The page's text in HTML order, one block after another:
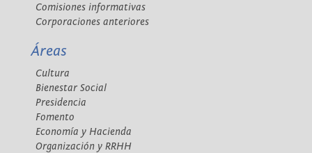
Comisiones informativas
Corporaciones anteriores
Áreas
Cultura
Bienestar Social
Presidencia
Fomento
Economía y Hacienda
Organización y RRHH